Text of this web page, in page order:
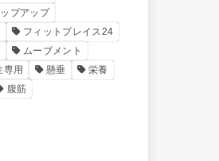
プアップ
フィットプレイス24
ムーブメント
専用 懸垂
栄養
腹筋